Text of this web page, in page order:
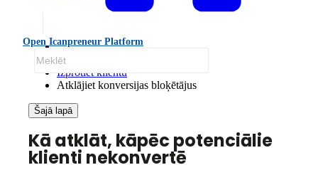
Open Icanpreneur Platform
Norādījumi
Izprotiet klientu
Atklājiet konversijas bloķētājus
Šajā lapā
Kā atklāt, kāpēc potenciālie
klienti nekonvertē